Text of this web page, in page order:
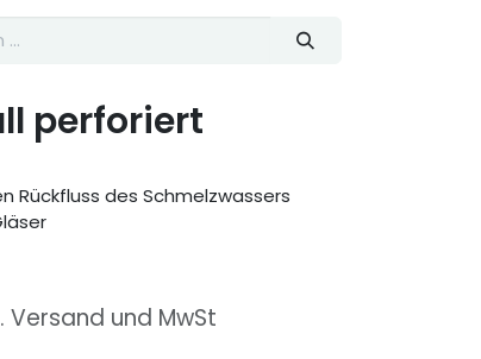
perforiert
Rückfluss des Schmelzwassers
Versand und MwSt